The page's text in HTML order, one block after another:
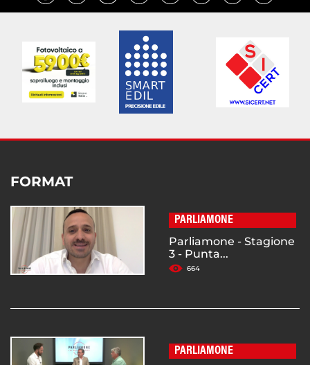
FORMAT
PARLIAMONE
Parliamone - Stagione
3 - Punta...
664
PARLIAMONE